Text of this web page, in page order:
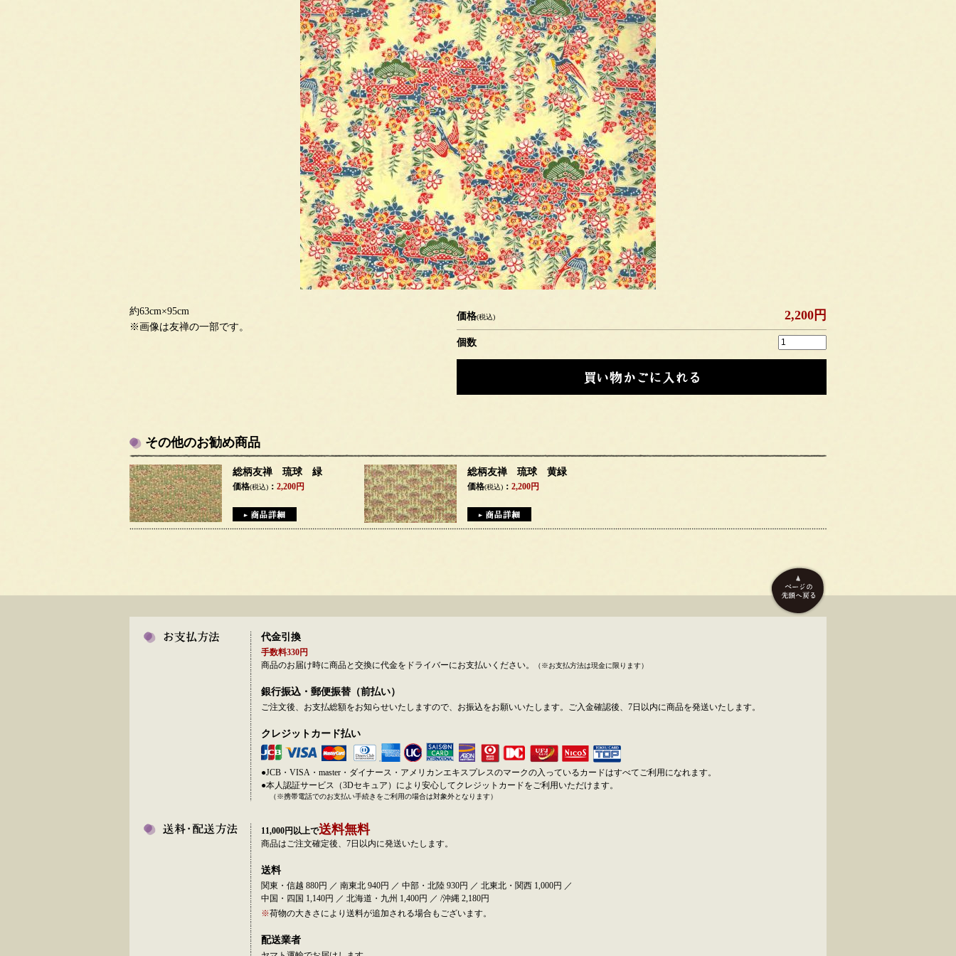
約63cm×95cm
※画像は友禅の一部です。
価格(税込) 2,200円
個数
その他のお勧め商品
総柄友禅 琉球 緑
価格(税込) ： 2,200円
総柄友禅 琉球 黄緑
価格(税込) ： 2,200円
代金引換
手数料330円
商品のお届け時に商品と交換に代金をドライバーにお支払いください。
（※お支払方法は現金に限ります）
銀行振込・郵便振替（前払い）
ご注文後、お支払総額をお知らせいたしますので、お振込をお願いいたします。ご入金確認後、7日以内に商品を発送いたします。
クレジットカード払い
●JCB・VISA・master・ダイナース・アメリカンエキスプレスのマークの入っているカードはすべてご利用になれます。
●本人認証サービス（3Dセキュア）により安心してクレジットカードをご利用いただけます。
（※携帯電話でのお支払い手続きをご利用の場合は対象外となります）
11,000円以上で送料無料
商品はご注文確定後、7日以内に発送いたします。
送料
関東・信越 880円 ／ 南東北 940円 ／ 中部・北陸 930円 ／ 北東北・関西 1,000円 ／
中国・四国 1,140円 ／ 北海道・九州 1,400円 ／ /沖縄 2,180円
※荷物の大きさにより送料が追加される場合もございます。
配送業者